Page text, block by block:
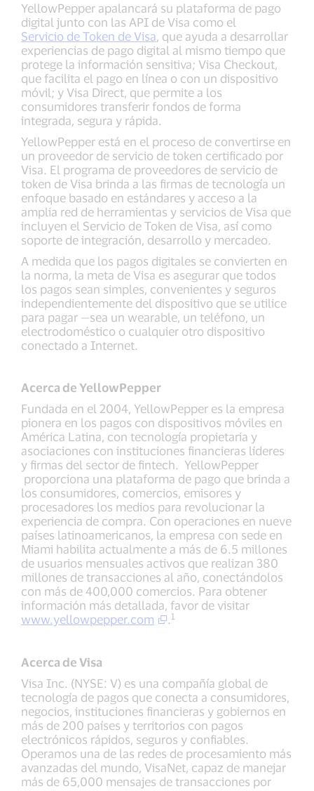
YellowPepper apalancará su plataforma de pago
digital junto con las API de Visa como el
Servicio de Token de Visa, que ayuda a desarrollar
experiencias de pago digital al mismo tiempo que
protege la información sensitiva; Visa Checkout,
que facilita el pago en línea o con un dispositivo
móvil; y Visa Direct, que permite a los
consumidores transferir fondos de forma
integrada, segura y rápida.
YellowPepper está en el proceso de convertirse en
un proveedor de servicio de token certificado por
Visa. El programa de proveedores de servicio de
token de Visa brinda a las firmas de tecnología un
enfoque basado en estándares y acceso a la
amplia red de herramientas y servicios de Visa que
incluyen el Servicio de Token de Visa, así como
soporte de integración, desarrollo y mercadeo.
A medida que los pagos digitales se convierten en
la norma, la meta de Visa es asegurar que todos
los pagos sean simples, convenientes y seguros
independientemente del dispositivo que se utilice
para pagar —sea un wearable, un teléfono, un
electrodoméstico o cualquier otro dispositivo
conectado a Internet.
Acerca de YellowPepper
Fundada en el 2004, YellowPepper es la empresa
pionera en los pagos con dispositivos móviles en
América Latina, con tecnología propietaria y
asociaciones con instituciones financieras líderes
y firmas del sector de fintech. YellowPepper
proporciona una plataforma de pago que brinda a
los consumidores, comercios, emisores y
procesadores los medios para revolucionar la
experiencia de compra. Con operaciones en nueve
países latinoamericanos, la empresa con sede en
Miami habilita actualmente a más de 6.5 millones
de usuarios mensuales activos que realizan 380
millones de transacciones al año, conectándolos
con más de 400,000 comercios. Para obtener
información más detallada, favor de visitar
www.yellowpepper.com
. 1
Acerca de Visa
Visa Inc. (NYSE: V) es una compañía global de
tecnología de pagos que conecta a consumidores,
negocios, instituciones financieras y gobiernos en
más de 200 países y territorios con pagos
electrónicos rápidos, seguros y confiables.
Operamos una de las redes de procesamiento más
avanzadas del mundo, VisaNet, capaz de manejar
más de 65,000 mensajes de transacciones por